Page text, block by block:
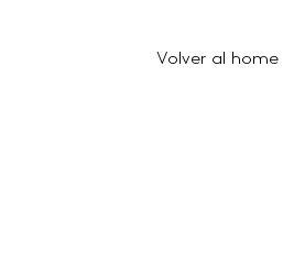
Volver al home